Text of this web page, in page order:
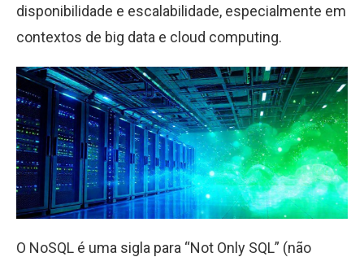
disponibilidade e escalabilidade, especialmente em
contextos de big data e cloud computing.
O NoSQL é uma sigla para “Not Only SQL” (não